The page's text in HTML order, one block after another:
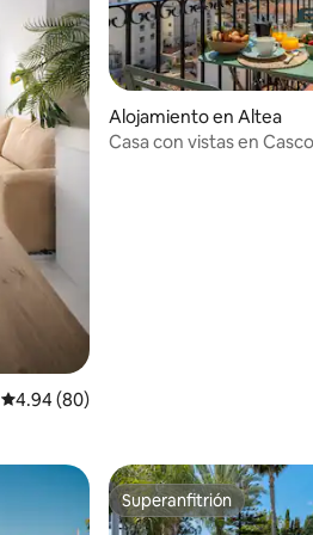
Calificación promedio: 4.94 de 5, 80
4.94 (80)
Alojamiento en Altea
Casa con vistas en
Superanfitrión
Superanfitrión